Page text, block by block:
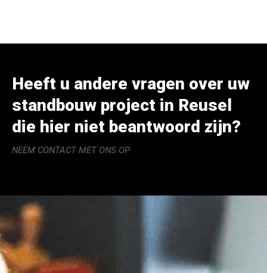
Heeft u andere vragen over uw
standbouw project in Reusel
die hier niet beantwoord zijn?
NEEM CONTACT MET ONS OP